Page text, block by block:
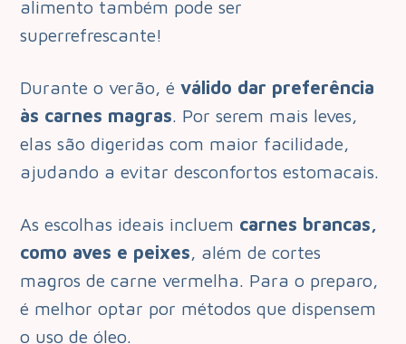
alimento também pode ser
superrefrescante!
Durante o verão, éválido dar preferência
às carnes magras. Por serem mais leves,
elas são digeridas com maior facilidade,
ajudando a evitar desconfortos estomacais.
As escolhas ideais incluem carnes brancas,
como aves e peixes, além de cortes
magros de carne vermelha. Para o preparo,
é melhor optar por métodos que dispensem
o uso de óleo.